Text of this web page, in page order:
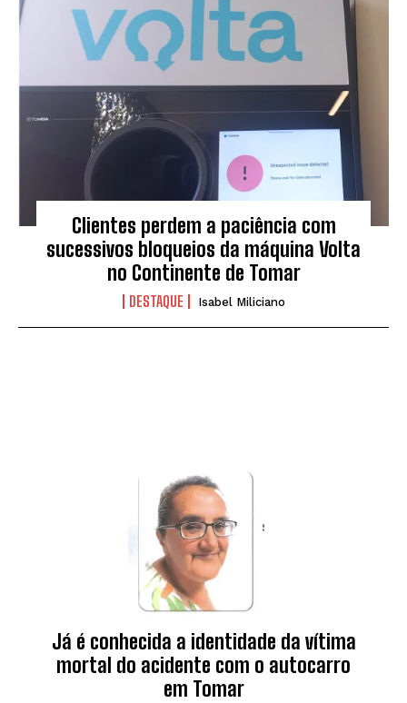
Clientes perdem a paciência com
sucessivos bloqueios da máquina Volta
no Continente de Tomar
DESTAQUE Isabel Miliciano
Já é conhecida a identidade da vítima
mortal do acidente com o autocarro
em Tomar